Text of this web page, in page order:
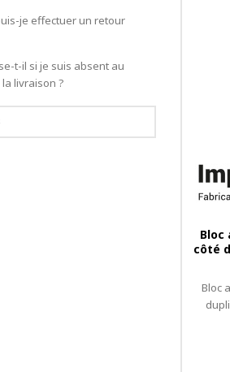
je effectuer un retour
t-il si je suis absent au
livraison ?
Bloc
côté
Bloc